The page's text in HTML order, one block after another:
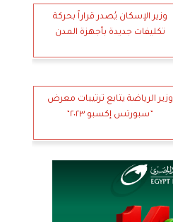
وزير الإسكان يُصدر قراراً بحركة
تكليفات جديدة بأجهزة المدن
وزير الرياضة يتابع ترتيبات معرض
”سبورتس إكسبو ٢٠٢٣”